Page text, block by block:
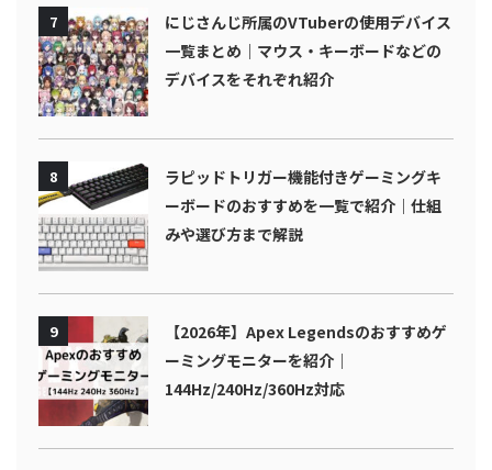
7
にじさんじ所属のVTuberの使用デバイス
一覧まとめ｜マウス・キーボードなどの
デバイスをそれぞれ紹介
8
ラピッドトリガー機能付きゲーミングキ
ーボードのおすすめを一覧で紹介｜仕組
みや選び方まで解説
9
【2026年】Apex Legendsのおすすめゲ
ーミングモニターを紹介｜
144Hz/240Hz/360Hz対応